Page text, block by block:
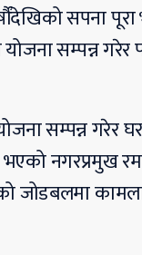
सपना
सम्पन्न
सम्पन्न गरेर
भएको नगरप्रमुख
जोडबलमा